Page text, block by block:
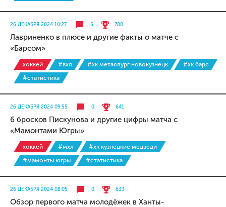
26 ДЕКАБРЯ 2024 10:27 5 780
Лавриненко в плюсе и другие факты о матче с
«Барсом»
хоккей #вхл #хк металлург новокузнецк
#хк барс
#статистика
26 ДЕКАБРЯ 2024 09:55 0 641
6 бросков Пискунова и другие цифры матча с
«Мамонтами Югры»
хоккей #мхл
#хк кузнецкие медведи
#мамонты югры
#статистика
26 ДЕКАБРЯ 2024 08:05 0 633
Обзор первого матча молодёжек в Ханты-